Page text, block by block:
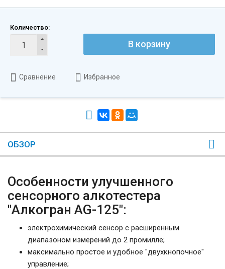
Количество:
В корзину
Сравнение Избранное
ОБЗОР
Особенности улучшенного
сенсорного алкотестера
"Алкогран AG-125":
электрохимический сенсор с расширенным
диапазоном измерений до 2 промилле;
максимально простое и удобное "двухкнопочное"
управление;